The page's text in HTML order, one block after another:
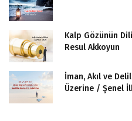
Kalp Gözünün
Resul Akkoyun
İman, Akıl ve
Üzerine / Şenel